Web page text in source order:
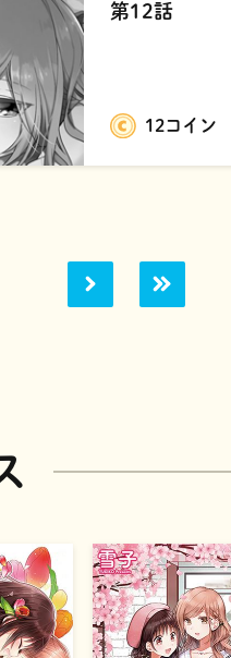
第12話
12コイン